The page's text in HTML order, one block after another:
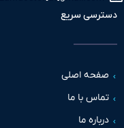
سریع
اصلی
با ما
ما